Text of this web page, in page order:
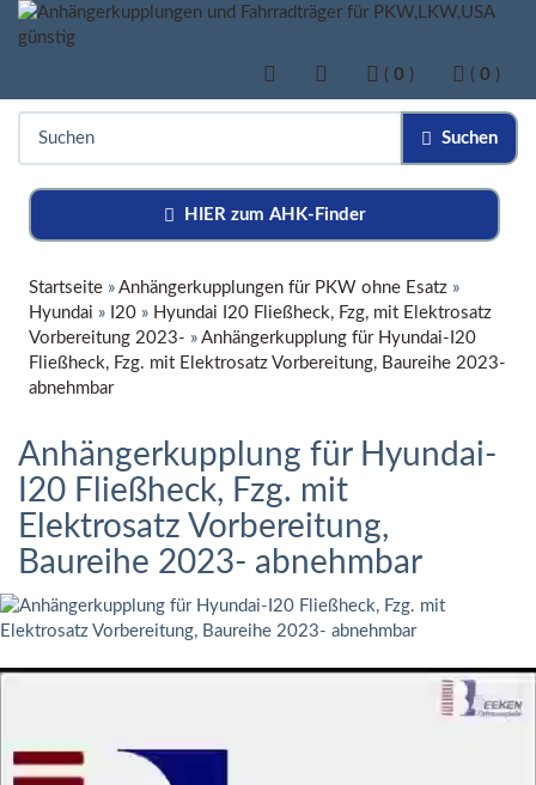
( 0 ) ( 0 )
Suchen
HIER zum AHK-Finder
Startseite » Anhängerkupplungen für PKW ohne Esatz »
Hyundai » I20 » Hyundai I20 Fließheck, Fzg, mit Elektrosatz
Vorbereitung 2023- » Anhängerkupplung für Hyundai-I20
Fließheck, Fzg. mit Elektrosatz Vorbereitung, Baureihe 2023-
abnehmbar
Anhängerkupplung für Hyundai-
I20 Fließheck, Fzg. mit
Elektrosatz Vorbereitung,
Baureihe 2023- abnehmbar